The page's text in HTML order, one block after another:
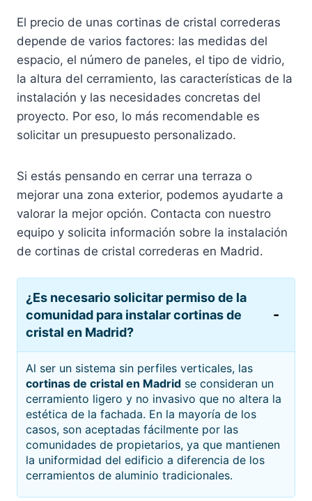
El precio de unas cortinas de cristal correderas
depende de varios factores: las medidas del
espacio, el número de paneles, el tipo de vidrio,
la altura del cerramiento, las características de la
instalación y las necesidades concretas del
proyecto. Por eso, lo más recomendable es
solicitar un presupuesto personalizado.
Si estás pensando en cerrar una terraza o
mejorar una zona exterior, podemos ayudarte a
valorar la mejor opción. Contacta con nuestro
equipo y solicita información sobre la instalación
de cortinas de cristal correderas en Madrid.
¿Es necesario solicitar permiso de la
comunidad para instalar cortinas de
cristal en Madrid?
Al ser un sistema sin perfiles verticales, las
cortinas de cristal en Madrid se consideran un
cerramiento ligero y no invasivo que no altera la
estética de la fachada. En la mayoría de los
casos, son aceptadas fácilmente por las
comunidades de propietarios, ya que mantienen
la uniformidad del edificio a diferencia de los
cerramientos de aluminio tradicionales.